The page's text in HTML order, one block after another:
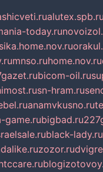
alutex.spb.ru
today.ru
mnso.ruhome.nov.ru
bicom-oil.ru
sn-hram.ru
anamvkusno.ru
game.rubigbad.ru
black-lady.ru
zozor.ru